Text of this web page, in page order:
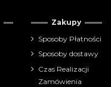
Zakupy
Sposoby Płatności
Sposoby dostawy
Czas Realizacji
Zamówienia